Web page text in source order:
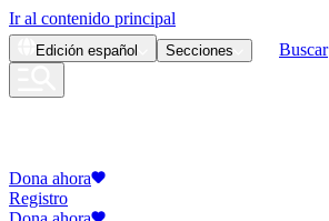
Ir al contenido principal
Edición español Secciones Buscar
Dona ahora
Registro